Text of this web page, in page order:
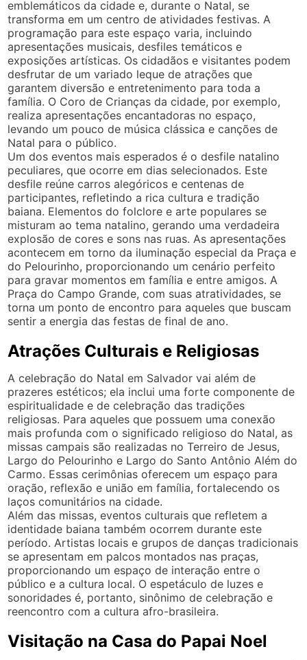
emblemáticos da cidade e, durante o Natal, se
transforma em um centro de atividades festivas. A
programação para este espaço varia, incluindo
apresentações musicais, desfiles temáticos e
exposições artísticas. Os cidadãos e visitantes podem
desfrutar de um variado leque de atrações que
garantem diversão e entretenimento para toda a
família. O Coro de Crianças da cidade, por exemplo,
realiza apresentações encantadoras no espaço,
levando um pouco de música clássica e canções de
Natal para o público.
Um dos eventos mais esperados é o desfile natalino
peculiares, que ocorre em dias selecionados. Este
desfile reúne carros alegóricos e centenas de
participantes, refletindo a rica cultura e tradição
baiana. Elementos do folclore e arte populares se
misturam ao tema natalino, gerando uma verdadeira
explosão de cores e sons nas ruas. As apresentações
acontecem em torno da iluminação especial da Praça e
do Pelourinho, proporcionando um cenário perfeito
para gravar momentos em família e entre amigos. A
Praça do Campo Grande, com suas atratividades, se
torna um ponto de encontro para aqueles que buscam
sentir a energia das festas de final de ano.
Atrações Culturais e Religiosas
A celebração do Natal em Salvador vai além de
prazeres estéticos; ela inclui uma forte componente de
espiritualidade e de celebração das tradições
religiosas. Para aqueles que possuem uma conexão
mais profunda com o significado religioso do Natal, as
missas campais são realizadas no Terreiro de Jesus,
Largo do Pelourinho e Largo do Santo Antônio Além do
Carmo. Essas cerimônias oferecem um espaço para
oração, reflexão e união em família, fortalecendo os
laços comunitários na cidade.
Além das missas, eventos culturais que refletem a
identidade baiana também ocorrem durante este
período. Artistas locais e grupos de danças tradicionais
se apresentam em palcos montados nas praças,
proporcionando um espaço de interação entre o
público e a cultura local. O espetáculo de luzes e
sonoridades é, portanto, sinônimo de celebração e
reencontro com a cultura afro-brasileira.
Visitação na Casa do Papai Noel